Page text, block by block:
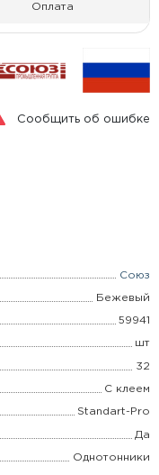
Оплата
Сообщить об ошибке
Союз
Бежевый
59941
шт
32
С клеем
Standart-Pro
Да
Однотонники